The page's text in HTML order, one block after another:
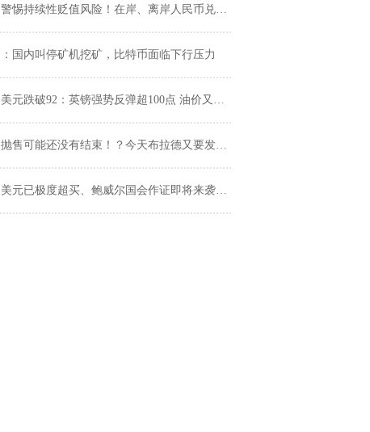
警惕持续性贬值风险！在岸、离岸人民币兑美元双双跌超百点 美元上涨空间已打开
：国内叫停矿机挖矿，比特币面临下行压力
美元跌破92：英镑强势反弹超100点 油价又暴动：一分钟巨量交易近5亿美元
抛售可能还没有结束！？今天布拉德又要发表讲话 最重磅的还是鲍威尔……
美元已极度超买、鲍威尔国会作证即将来袭！首席分析师：欧元、英镑、日元、澳元走势分析预测